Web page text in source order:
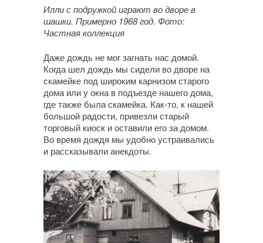
Илли с подружкой играют во дворе в
шашки. Примерно 1968 год. Фото:
Частная коллекция
Даже дождь не мог загнать нас домой.
Когда шел дождь мы сидели во дворе на
скамейке под широким карнизом старого
дома или у окна в подъезде нашего дома,
где также была скамейка. Как-то, к нашей
большой радости, привезли старый
торговый киоск и оставили его за домом.
Во время дождя мы удобно устраивались
и рассказывали анекдоты.